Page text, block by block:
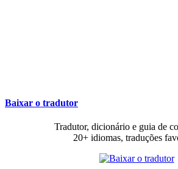
Baixar o tradutor
Tradutor, dicionário e guia de
20+ idiomas, traduções